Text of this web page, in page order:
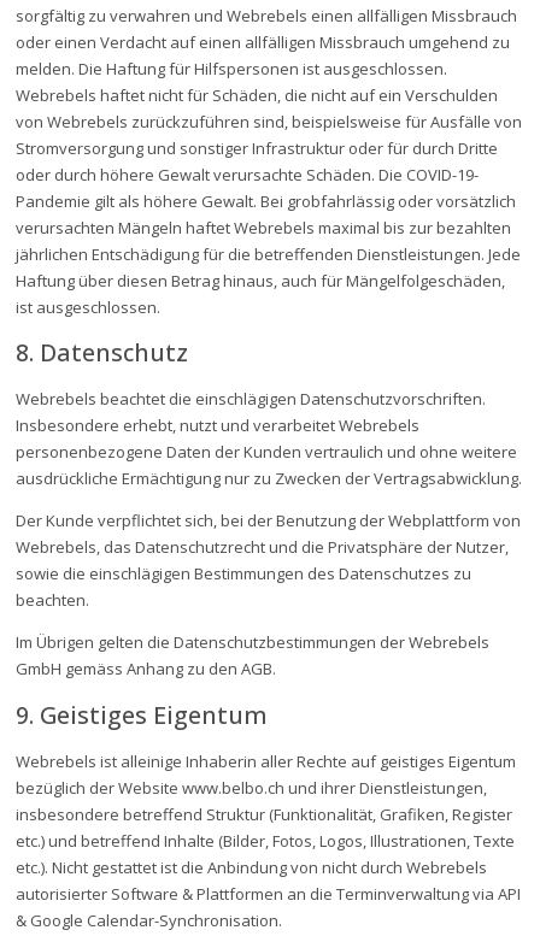
sorgfältig zu verwahren und Webrebels einen allfälligen Missbrauch
oder einen Verdacht auf einen allfälligen Missbrauch umgehend zu
melden. Die Haftung für Hilfspersonen ist ausgeschlossen.
Webrebels haftet nicht für Schäden, die nicht auf ein Verschulden
von Webrebels zurückzuführen sind, beispielsweise für Ausfälle von
Stromversorgung und sonstiger Infrastruktur oder für durch Dritte
oder durch höhere Gewalt verursachte Schäden. Die COVID-19-
Pandemie gilt als höhere Gewalt. Bei grobfahrlässig oder vorsätzlich
verursachten Mängeln haftet Webrebels maximal bis zur bezahlten
jährlichen Entschädigung für die betreffenden Dienstleistungen. Jede
Haftung über diesen Betrag hinaus, auch für Mängelfolgeschäden,
ist ausgeschlossen.
8. Datenschutz
Webrebels beachtet die einschlägigen Datenschutzvorschriften.
Insbesondere erhebt, nutzt und verarbeitet Webrebels
personenbezogene Daten der Kunden vertraulich und ohne weitere
ausdrückliche Ermächtigung nur zu Zwecken der Vertragsabwicklung.
Der Kunde verpflichtet sich, bei der Benutzung der Webplattform von
Webrebels, das Datenschutzrecht und die Privatsphäre der Nutzer,
sowie die einschlägigen Bestimmungen des Datenschutzes zu
beachten.
Im Übrigen gelten die Datenschutzbestimmungen der Webrebels
GmbH gemäss Anhang zu den AGB.
9. Geistiges Eigentum
Webrebels ist alleinige Inhaberin aller Rechte auf geistiges Eigentum
bezüglich der Website www.belbo.ch und ihrer Dienstleistungen,
insbesondere betreffend Struktur (Funktionalität, Grafiken, Register
etc.) und betreffend Inhalte (Bilder, Fotos, Logos, Illustrationen, Texte
etc.). Nicht gestattet ist die Anbindung von nicht durch Webrebels
autorisierter Software & Plattformen an die Terminverwaltung via API
& Google Calendar-Synchronisation.